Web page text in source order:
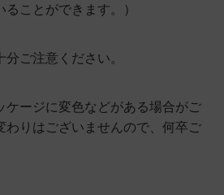
ことができます。）
ご注意ください。
ージに変色などがある場合がご
わりはございませんので、何卒ご